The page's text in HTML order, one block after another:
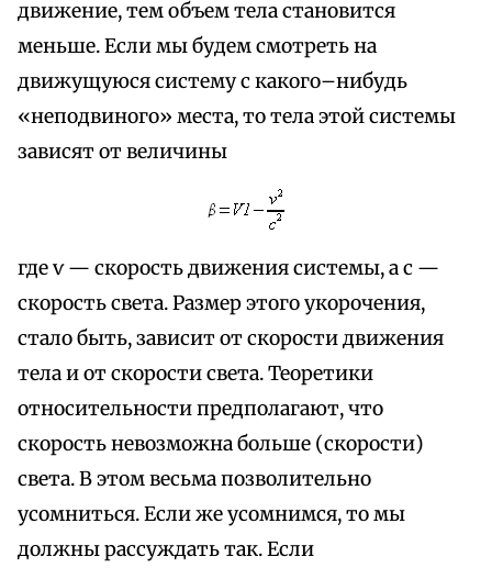
движение, тем объем тела становится
меньше. Если мы будем смотреть на
движущуюся систему с какого–нибудь
«неподвиного» места, то тела этой системы
зависят от величины
где ѵ — скорость движения системы, а с —
скорость света. Размер этого укорочения,
стало быть, зависит от скорости движения
тела и от скорости света. Теоретики
относительности предполагают, что
скорость невозможна больше (скорости)
света. В этом весьма позволительно
усомниться. Если же усомнимся, то мы
должны рассуждать так. Если